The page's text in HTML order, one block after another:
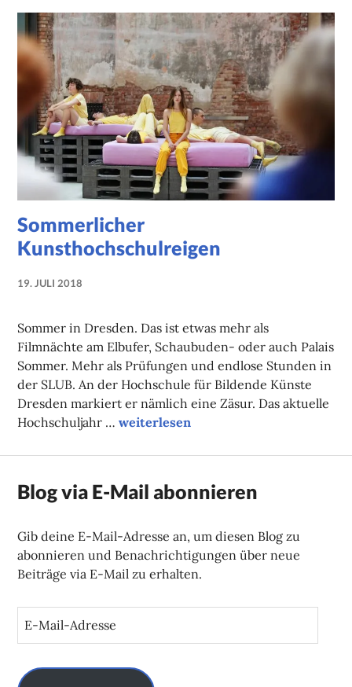
Sommerlicher
Kunsthochschulreigen
19. JULI 2018
Sommer in Dresden. Das ist etwas mehr als
Filmnächte am Elbufer, Schaubuden- oder auch Palais
Sommer. Mehr als Prüfungen und endlose Stunden in
der SLUB. An der Hochschule für Bildende Künste
Dresden markiert er nämlich eine Zäsur. Das aktuelle
Hochschuljahr …Sommerlicher Kunsthochschulreigen
weiterlesen
Blog via E-Mail abonnieren
Gib deine E-Mail-Adresse an, um diesen Blog zu
abonnieren und Benachrichtigungen über neue
Beiträge via E-Mail zu erhalten.